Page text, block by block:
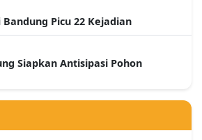
Picu 22 Kejadian
Siapkan Antisipasi Pohon